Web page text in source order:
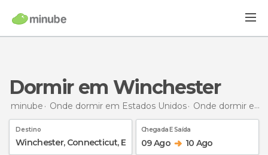
Dormir em Winchester
minube Onde dormir em Estados Unidos Onde dormir em Connecticut
Destino Chegada E Saída
09 Ago 10 Ago